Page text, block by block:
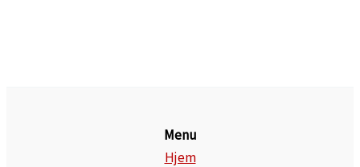
Menu
Hjem